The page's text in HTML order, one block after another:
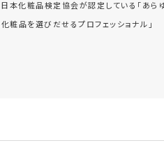
日本化粧品検定協会が認定している「あら
粧品を選びだせるプロフェッショナル」